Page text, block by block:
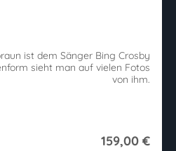
ist dem Sänger Bing Crosby
sieht man auf vielen Fotos
von ihm.
159,00 €